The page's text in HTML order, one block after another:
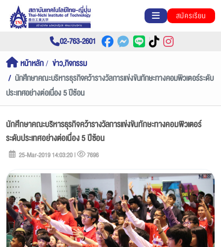
สมัครเรียน
02-763-2601
หน้าหลัก
ข่าว,กิจกรรม
นักศึกษาคณะบริหารธุรกิจคว้ารางวัลการแข่งขันทักษะทางคอมพิวเตอร์ระดับ
ประเทศอย่างต่อเนื่อง 5 ปีซ้อน
นักศึกษาคณะบริหารธุรกิจคว้ารางวัลการแข่งขันทักษะทางคอมพิวเตอร์
ระดับประเทศอย่างต่อเนื่อง 5 ปีซ้อน
25-Mar-2019 14:03:20 | 7696